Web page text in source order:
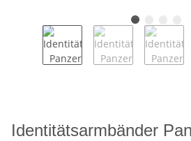
Identitätsarmbänder